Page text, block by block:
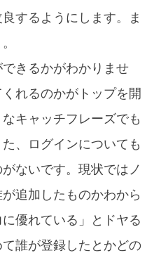
するようにします。ま
きるかがわかりませ
れるのかがトップを開
キャッチフレーズでも
、ログインについても
ないです。現状ではノ
追加したものかわから
優れている」とドヤる
誰が登録したとかどの